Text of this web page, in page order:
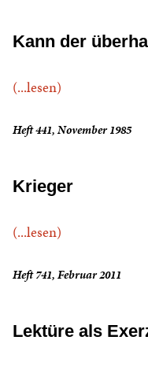
Kann der
(...lesen)
Heft 441, November 1985
Krieger
(...lesen)
Heft 741, Februar 2011
Lektüre als